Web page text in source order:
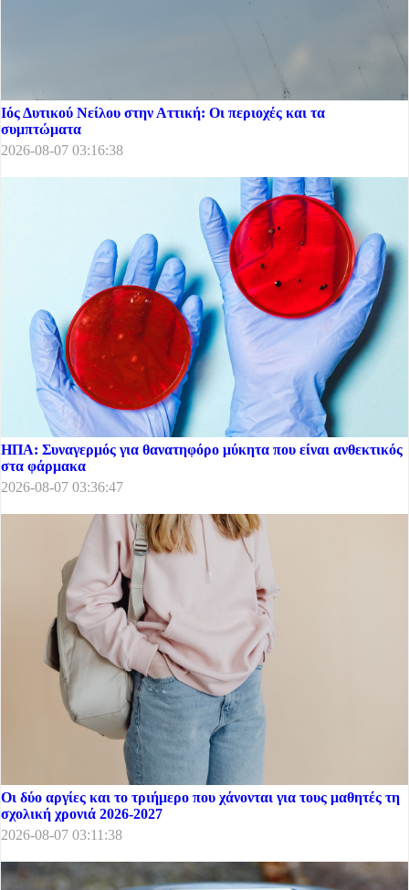
Ιός Δυτικού Νείλου στην Αττική: Οι περιοχές και τα
συμπτώματα
2026-08-07 03:16:38
ΗΠΑ: Συναγερμός για θανατηφόρο μύκητα που είναι ανθεκτικός
στα φάρμακα
2026-08-07 03:36:47
Οι δύο αργίες και το τριήμερο που χάνονται για τους μαθητές τη
σχολική χρονιά 2026-2027
2026-08-07 03:11:38